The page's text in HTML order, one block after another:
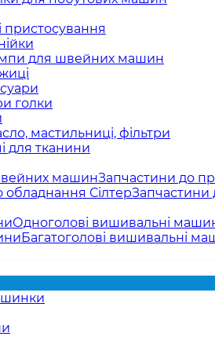
для швейних машин
голки
мастильниці, фільтри
для тканини
Запчастини до
Запчастини
Одноголові вишивальні
Багатоголові вишивальні